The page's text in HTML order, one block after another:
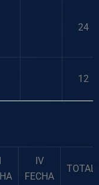
24
12
IV
FECHA
TOTAL